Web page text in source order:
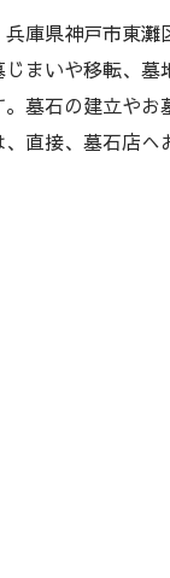
庫県神戸市東灘
まいや移転、墓
墓石の建立やお
直接、墓石店へ